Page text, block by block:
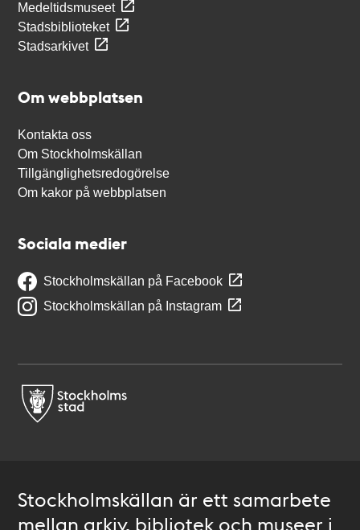
Medeltidsmuseet
Stadsbiblioteket
Stadsarkivet
Om webbplatsen
Kontakta oss
Om Stockholmskällan
Tillgänglighetsredogörelse
Om kakor på webbplatsen
Sociala medier
Stockholmskällan på Facebook
Stockholmskällan på Instagram
Stockholmskällan är ett samarbete
mellan arkiv, bibliotek och museer i